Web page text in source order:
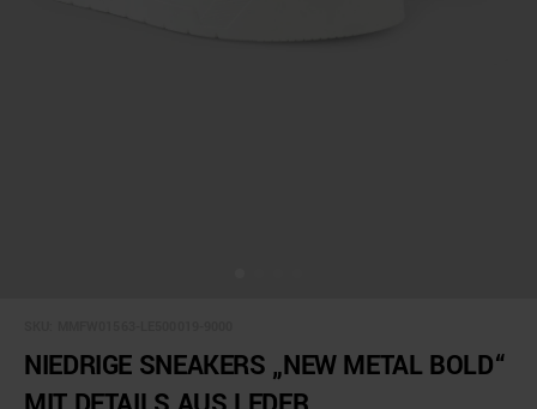
NIEDRIGE SNEAKERS „NEW METAL BOLD“